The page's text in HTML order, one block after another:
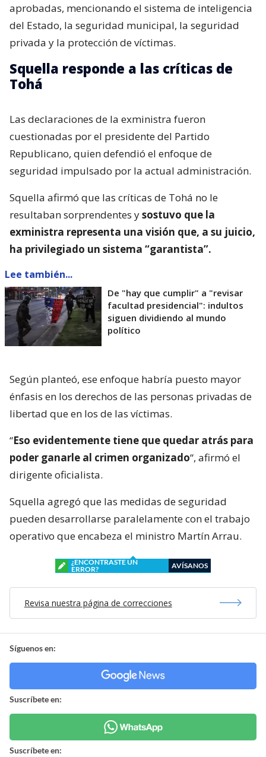
aprobadas, mencionando el sistema de inteligencia
del Estado, la seguridad municipal, la seguridad
privada y la protección de víctimas.
Squella responde a las críticas de
Tohá
Las declaraciones de la exministra fueron
cuestionadas por el presidente del Partido
Republicano, quien defendió el enfoque de
seguridad impulsado por la actual administración.
Squella afirmó que las críticas de Tohá no le
resultaban sorprendentes ysostuvo que la
exministra representa una visión que, a su juicio,
ha privilegiado un sistema “garantista”.
Lee también...
De "hay que cumplir" a "revisar
facultad presidencial": indultos
siguen dividiendo al mundo
político
Según planteó, ese enfoque habría puesto mayor
énfasis en los derechos de las personas privadas de
libertad que en los de las víctimas.
“Eso evidentemente tiene que quedar atrás para
poder ganarle al crimen organizado“, afirmó el
dirigente oficialista.
Squella agregó que las medidas de seguridad
pueden desarrollarse paralelamente con el trabajo
operativo que encabeza el ministro Martín Arrau.
¿ENCONTRASTE UN
ERROR?
AVÍSANOS
Revisa nuestra página de correcciones
Síguenos en:
Suscríbete en:
Suscríbete en: